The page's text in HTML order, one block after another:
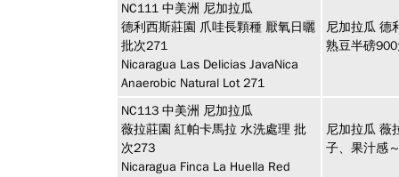
NC111 中美洲 尼加拉瓜
德利西斯莊園 爪哇長顆種 厭氧日曬
批次271
Nicaragua Las Delicias JavaNica
Anaerobic Natural Lot 271
尼加拉瓜 德
熟豆半磅
NC113 中美洲 尼加拉瓜
薇拉莊園 紅帕卡馬拉 水洗處理 批
次273
Nicaragua Finca La Huella Red
尼加拉瓜 薇
子、果汁感